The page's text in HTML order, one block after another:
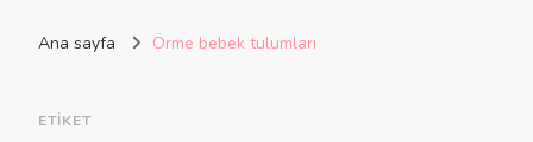
Ana sayfa Örme bebek tulumları
ETIKET